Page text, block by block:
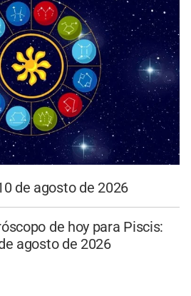
de agosto de 2026
de hoy para Piscis:
agosto de 2026